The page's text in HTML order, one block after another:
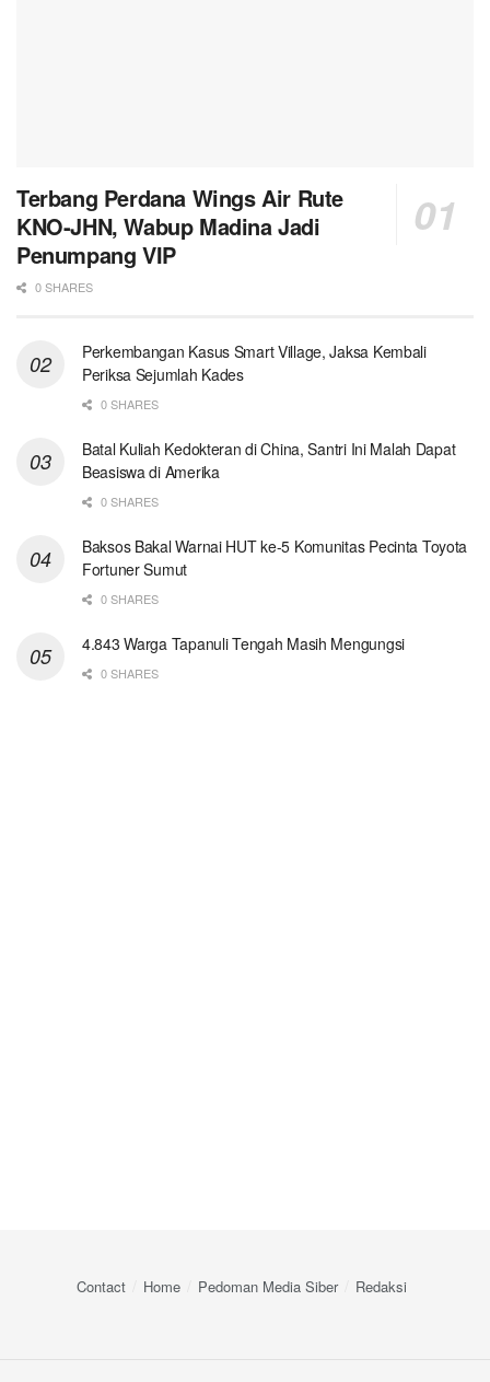
Terbang Perdana Wings Air Rute
KNO-JHN, Wabup Madina Jadi
Penumpang VIP
0 SHARES
Perkembangan Kasus Smart Village, Jaksa Kembali
Periksa Sejumlah Kades
0 SHARES
Batal Kuliah Kedokteran di China, Santri Ini Malah Dapat
Beasiswa di Amerika
0 SHARES
Baksos Bakal Warnai HUT ke-5 Komunitas Pecinta Toyota
Fortuner Sumut
0 SHARES
4.843 Warga Tapanuli Tengah Masih Mengungsi
0 SHARES
Contact Home Pedoman Media Siber Redaksi